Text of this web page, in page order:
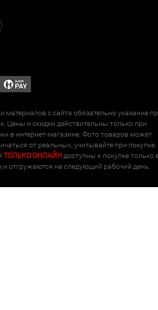
материалов с сайта обязательно указание
Цены и скидки действительны только при
в интернет-магазине. Фото товаров может
от реальных, учитывайте при покупке.
ТОЛЬКО ОНЛАЙН доступны к покупке только
и отгружаются на следующий рабочий день.